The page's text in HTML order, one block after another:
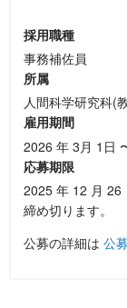
採用職種
事務補佐員
所属
人間科学研究科(
雇用期間
2026 年 3月 1日
応募期限
2025 年 12 月 26
締め切ります。
公募の詳細は 公